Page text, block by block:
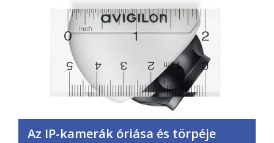
Az IP-kamerák óriása és törpéje